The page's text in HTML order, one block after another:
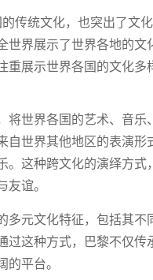
传统文化，也突出了文
界展示了世界各地的
展示世界各国的文化多
世界各国的艺术、音
自世界其他地区的表演
这种跨文化的演绎方
谊。
元文化特征，包括其
这种方式，巴黎不仅
平台。